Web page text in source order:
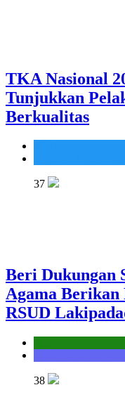
TKA Nasional
Tunjukkan
Berkualitas
37
Beri Dukungan
Agama Berikan
RSUD
38